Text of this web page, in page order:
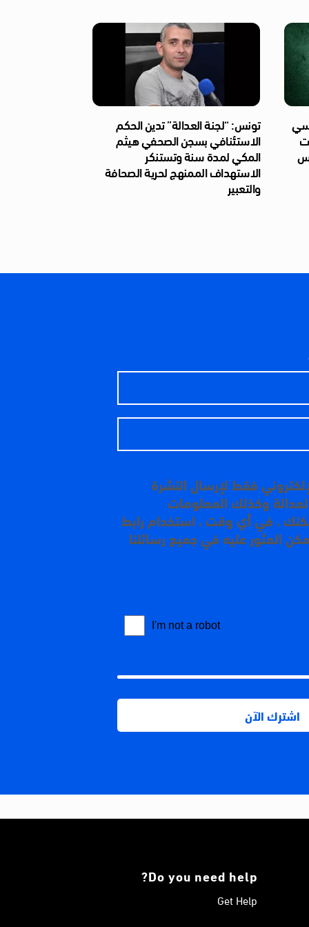
تونس: “لجنة العدالة” تدين الحكم
الاستئنافي بسجن الصحفي هيثم
المكي لمدة سنة وتستنكر
الاستهداف الممنهج لحرية الصحافة
والتعبير
فقط لإرسال النشرة
وكذلك المعلومات
، في أي وقت ، استخدام رابط
العثور عليه في جميع رسائلنا
Do you need help?
Get Help